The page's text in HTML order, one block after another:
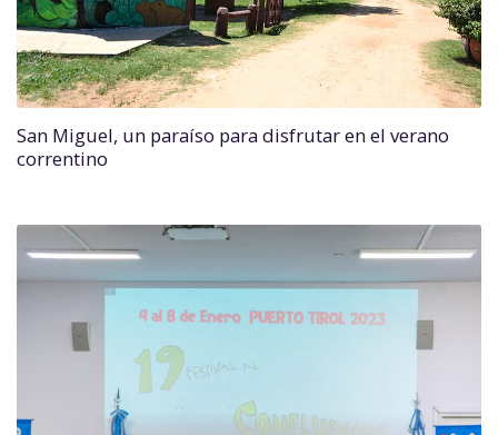
San Miguel, un paraíso para disfrutar en el verano
correntino